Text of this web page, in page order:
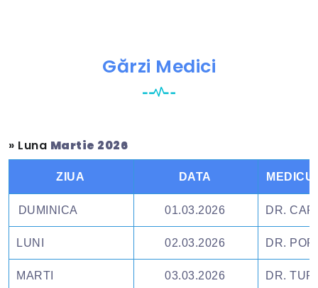
Gărzi Medici
» Luna Martie 2026
ZIUA DATA
DUMINICA 01.03.2026 DR.
LUNI 02.03.2026 DR.
MARTI 03.03.2026 DR.